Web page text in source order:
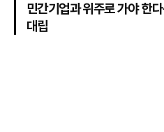
민간기업과 위주로 가야 한
대립